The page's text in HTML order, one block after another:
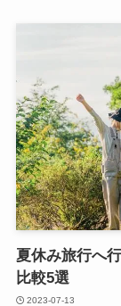
夏休み旅行へ
比較5選
2023-07-13